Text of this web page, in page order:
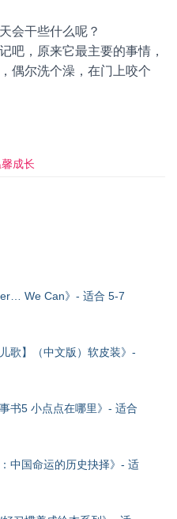
会干些什么呢？
吧，原来它最主要的事情，
偶尔洗个澡，在门上咬个
成长
We Can》- 适合 5-7
歌】（中文版）软皮装》-
书5 小点点在哪里》- 适合
中国命运的历史抉择》- 适